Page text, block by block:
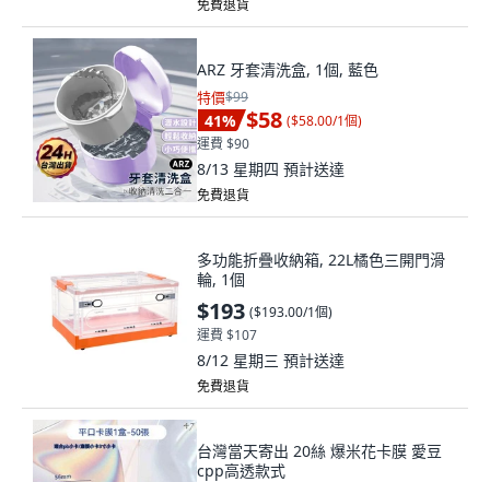
免費退貨
ARZ 牙套清洗盒, 1個, 藍色
特價$99
41% $58 ($58.00/1個)
運費 $90
8/13 星期四 預計送達
免費退貨
多功能折疊收納箱, 22L橘色三開門滑
輪, 1個
$193 ($193.00/1個)
運費 $107
8/12 星期三 預計送達
免費退貨
台灣當天寄出 20絲 爆米花卡膜 愛豆
cpp高透款式